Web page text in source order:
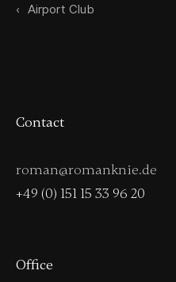
‹ Airport Club
Contact
roman@romanknie.de
+49 (0) 151 15 33 96 20
Office